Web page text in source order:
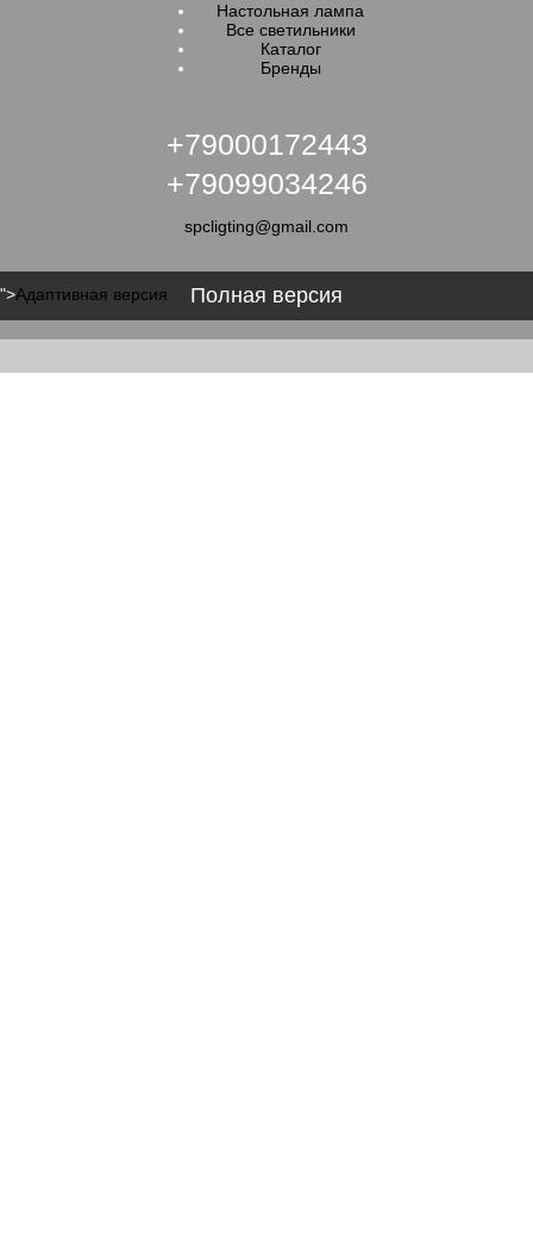
Настольная лампа
Все светильники
Каталог
Бренды
+79000172443
+79099034246
spcligting@gmail.com
Полная версия
">Адаптивная версия